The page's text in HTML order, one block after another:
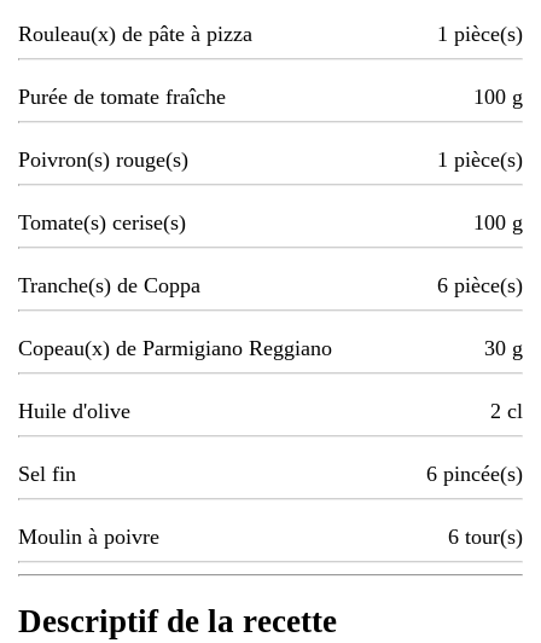
Rouleau(x) de pâte à pizza 1 pièce(s)
Purée de tomate fraîche 100 g
Poivron(s) rouge(s) 1 pièce(s)
Tomate(s) cerise(s) 100 g
Tranche(s) de Coppa 6 pièce(s)
Copeau(x) de Parmigiano Reggiano 30 g
Huile d'olive 2 cl
Sel fin 6 pincée(s)
Moulin à poivre 6 tour(s)
Descriptif de la recette